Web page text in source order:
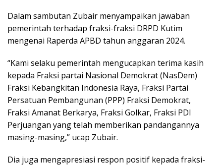
Dalam sambutan Zubair menyampaikan jawaban
pemerintah terhadap fraksi-fraksi DRPD Kutim
mengenai Raperda APBD tahun anggaran 2024.
“Kami selaku pemerintah mengucapkan terima kasih
kepada Fraksi partai Nasional Demokrat (NasDem)
Fraksi Kebangkitan Indonesia Raya, Fraksi Partai
Persatuan Pembangunan (PPP) Fraksi Demokrat,
Fraksi Amanat Berkarya, Fraksi Golkar, Fraksi PDI
Perjuangan yang telah memberikan pandangannya
masing-masing,” ucap Zubair.
Dia juga mengapresiasi respon positif kepada fraksi-